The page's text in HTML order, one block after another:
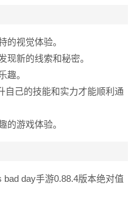
的视觉体验。
新的线索和秘密。
趣。
自己的技能和实力才能顺利通
的游戏体验。
day手游0.88.4版本绝对值